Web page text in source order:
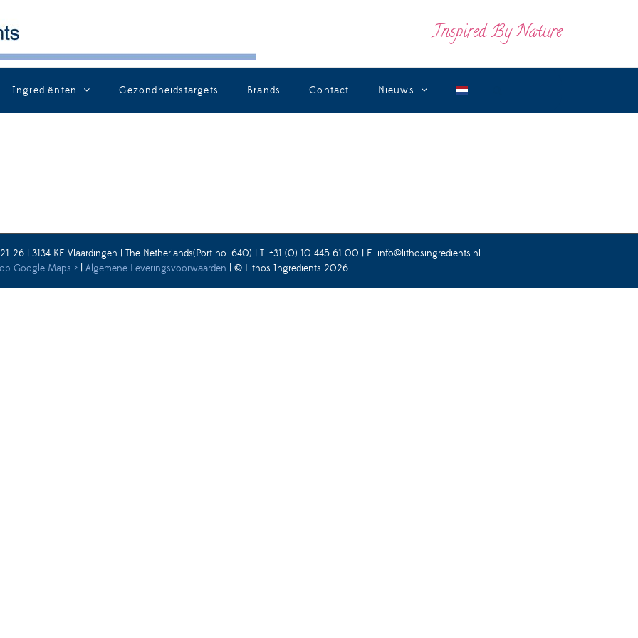
Inspired By Nature
Ingrediënten Gezondheidstargets Brands Contact Nieuws
26 | 3134 KE Vlaardingen | The Netherlands(Port no. 640) | T: +31 (0) 10 445 61 00 | E: info@lithosingredients.nl
Google Maps › | Algemene Leveringsvoorwaarden | © Lithos Ingredients 2026